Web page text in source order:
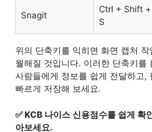
Snagit
Ctrl + Shift +
S
위의 단축키를 익히면 화면 캡처
월해질 것입니다. 이러한 단축키를
사람들에게 정보를 쉽게 전달하고,
빠르게 저장해 보세요.
✅ KCB 나이스 신용점수를 쉽게 확
아보세요.